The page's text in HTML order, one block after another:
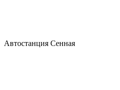
Автостанция Сенная